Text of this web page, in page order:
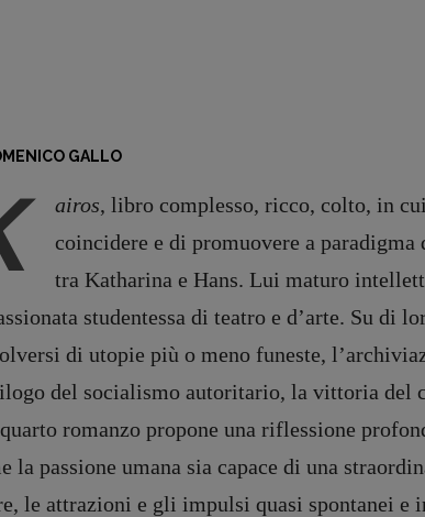
GALLO
airos, libro complesso, ricco, colto, in
coincidere e di promuovere a paradigma
tra Katharina e Hans. Lui maturo
studentessa di teatro e d’arte. Su di
di utopie più o meno funeste,
del socialismo autoritario, la vittoria del
romanzo propone una riflessione
la passione umana sia capace di una
le attrazioni e gli impulsi quasi spontanei e